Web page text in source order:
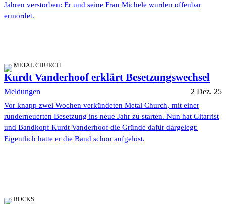
Jahren verstorben: Er und seine Frau Michele wurden offenbar
ermordet.
METAL CHURCH
Kurdt Vanderhoof erklärt Besetzungswechsel
Meldungen 2 Dez. 25
Vor knapp zwei Wochen verkündeten Metal Church, mit einer
runderneuerten Besetzung ins neue Jahr zu starten. Nun hat Gitarrist
und Bandkopf Kurdt Vanderhoof die Gründe dafür dargelegt:
Eigentlich hatte er die Band schon aufgelöst.
ROCKS